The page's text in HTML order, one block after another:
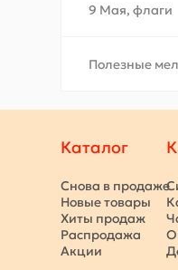
9 Мая, флаги
Полезные
Каталог
Снова в продаже
Новые товары
Хиты продаж
Распродажа
Акции